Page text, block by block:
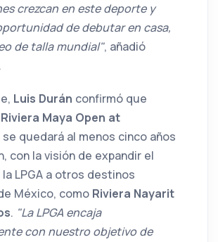
crezcan en este deporte y
de debutar en casa,
de talla mundial", añadió
Luis Durán confirmó que
Riviera Maya Open at
se quedará al menos cinco años
con la visión de expandir el
LPGA a otros destinos
México, como Riviera Nayarit
. "La LPGA encaja
con nuestro objetivo de